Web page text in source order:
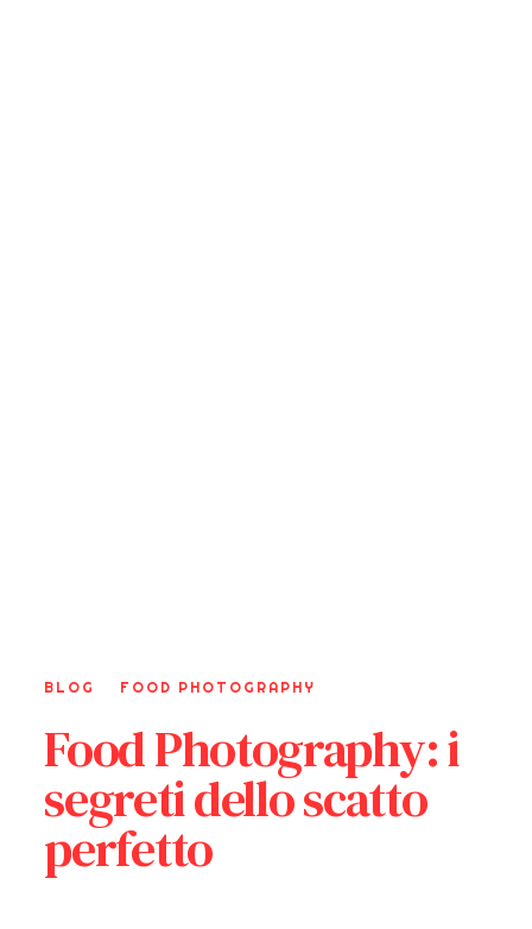
BLOG FOOD PHOTOGRAPHY
Food Photography: i
segreti dello scatto
perfetto